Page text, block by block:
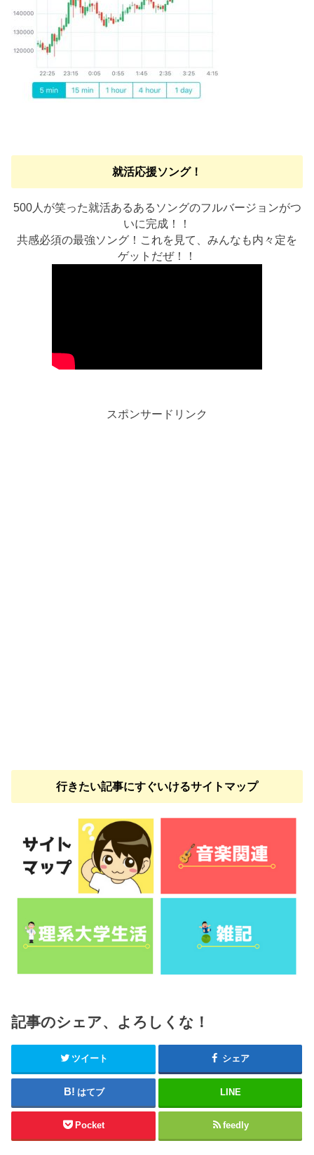
就活応援ソング！
500人が笑った就活あるあるソングのフルバージョンがつ
いに完成！！
共感必須の最強ソング！これを見て、みんなも内々定を
ゲットだぜ！！
スポンサードリンク
行きたい記事にすぐいけるサイトマップ
記事のシェア、よろしくな！
ツイート シェア
はてブ LINE
Pocket feedly